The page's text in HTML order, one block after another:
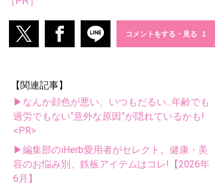
コメントをする・見る
【関連記事】
▶なんか顔色が悪い、いつもだるい...年齢でも
過労でもない“意外な原因”が隠れているかも!
<PR>
▶編集部のiHerb愛用者がセレクト。健康・美
容のお悩み別、鉄板アイテムはコレ!【2026年
6月】